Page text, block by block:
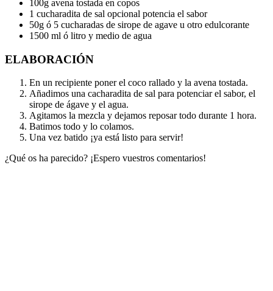
100g avena tostada en copos
1 cucharadita de sal opcional potencia el sabor
50g ó 5 cucharadas de sirope de agave u otro edulcorante
1500 ml ó litro y medio de agua
ELABORACIÓN
En un recipiente poner el coco rallado y la avena tostada.
Añadimos una cacharadita de sal para potenciar el sabor, el
sirope de ágave y el agua.
Agitamos la mezcla y dejamos reposar todo durante 1 hora.
Batimos todo y lo colamos.
Una vez batido ¡ya está listo para servir!
¿Qué os ha parecido? ¡Espero vuestros comentarios!